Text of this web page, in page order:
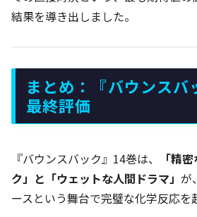
結果を導き出しました。
まとめ：『バウンスバ
最終評価
『バウンスバック』14巻は、
「精
ク」と「ウェットな人間ドラマ」 が
ースという舞台で完璧な化学反応を